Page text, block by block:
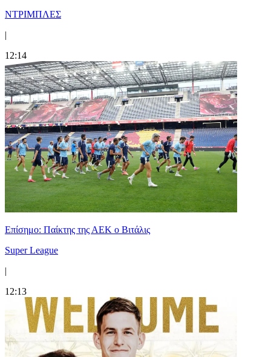
ΝΤΡΙΜΠΛΕΣ
|
12:14
Επίσημο: Παίκτης της ΑΕΚ ο Βιτάλις
Super League
|
12:13